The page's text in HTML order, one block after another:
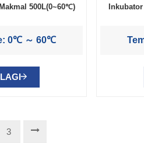
500L(0~60℃)
0℃ ～ 60℃
3